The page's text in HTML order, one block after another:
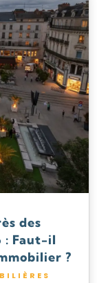
des
: Faut-il
?